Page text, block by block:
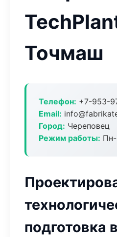
Точмаш
Телефон: +7-953-
Email:
Город: Череповец
Режим работы:
подготовка в